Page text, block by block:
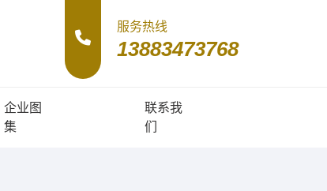
服务热线
13883473768
企业图
集
联系我
们